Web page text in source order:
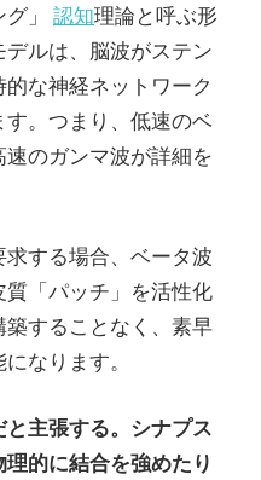
」 認知理論と呼ぶ形
ルは、脳波がステン
な神経ネットワーク
。つまり、低速のベ
のガンマ波が詳細を
する場合、ベータ波
「パッチ」を活性化
することなく、素早
なります。
主張する。シナプス
的に結合を強めたり